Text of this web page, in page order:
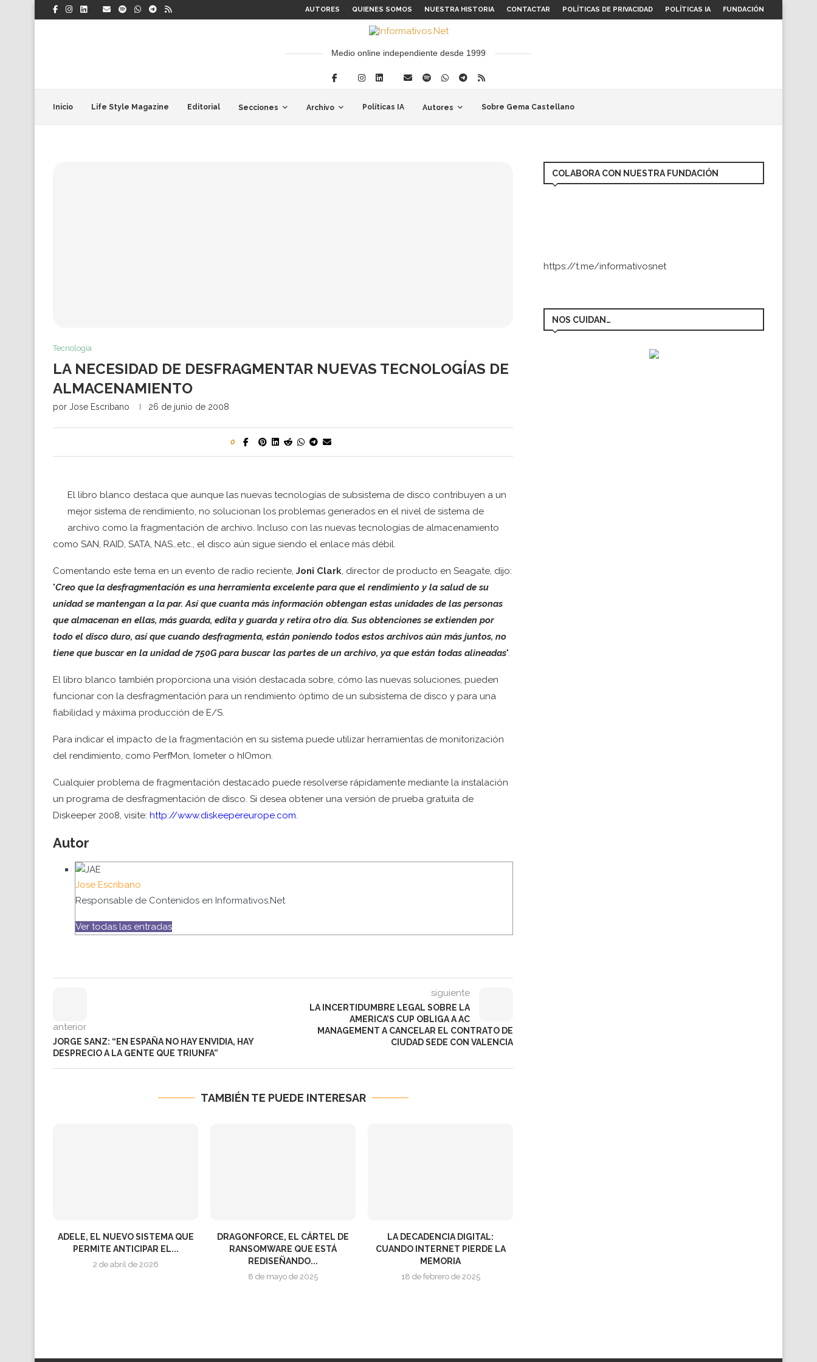
AUTORES QUIENES SOMOS NUESTRA HISTORIA CONTACTAR POLÍTICAS DE PRIVACIDAD POLÍTICAS IA FUNDACIÓN
Medio online independiente desde 1999
Inicio Life Style Magazine Editorial Secciones Archivo Políticas IA Autores Sobre Gema Castellano
Tecnología
LA NECESIDAD DE DESFRAGMENTAR NUEVAS TECNOLOGÍAS DE
ALMACENAMIENTO
por Jose Escribano 26 de junio de 2008
0
El libro blanco destaca que aunque las nuevas tecnologías de subsistema de disco contribuyen a un
mejor sistema de rendimiento, no solucionan los problemas generados en el nivel de sistema de
archivo como la fragmentación de archivo. Incluso con las nuevas tecnologías de almacenamiento
como SAN, RAID, SATA, NAS…etc., el disco aún sigue siendo el enlace más débil.
Comentando este tema en un evento de radio reciente, Joni Clark, director de producto en Seagate, dijo:
"Creo que la desfragmentación es una herramienta excelente para que el rendimiento y la salud de su
unidad se mantengan a la par. Así que cuanta más información obtengan estas unidades de las personas
que almacenan en ellas, más guarda, edita y guarda y retira otro día. Sus obtenciones se extienden por
todo el disco duro, así que cuando desfragmenta, están poniendo todos estos archivos aún más juntos, no
tiene que buscar en la unidad de 750G para buscar las partes de un archivo, ya que están todas alineadas".
El libro blanco también proporciona una visión destacada sobre, cómo las nuevas soluciones, pueden
funcionar con la desfragmentación para un rendimiento óptimo de un subsistema de disco y para una
fiabilidad y máxima producción de E/S.
Para indicar el impacto de la fragmentación en su sistema puede utilizar herramientas de monitorización
del rendimiento, como PerfMon, Iometer o hIOmon.
Cualquier problema de fragmentación destacado puede resolverse rápidamente mediante la instalación
un programa de desfragmentación de disco. Si desea obtener una versión de prueba gratuita de
Diskeeper 2008, visite: http://www.diskeepereurope.com.
Autor
Jose Escribano
Responsable de Contenidos en Informativos.Net
Ver todas las entradas
anterior
JORGE SANZ: “EN ESPAÑA NO HAY ENVIDIA, HAY
DESPRECIO A LA GENTE QUE TRIUNFA”
siguiente
LA INCERTIDUMBRE LEGAL SOBRE LA
AMERICA’S CUP OBLIGA A AC
MANAGEMENT A CANCELAR EL CONTRATO DE
CIUDAD SEDE CON VALENCIA
TAMBIÉN TE PUEDE INTERESAR
ADELE, EL NUEVO SISTEMA QUE
PERMITE ANTICIPAR EL...
2 de abril de 2026
DRAGONFORCE, EL CÁRTEL DE
RANSOMWARE QUE ESTÁ
REDISEÑANDO...
8 de mayo de 2025
LA DECADENCIA DIGITAL:
CUANDO INTERNET PIERDE LA
MEMORIA
18 de febrero de 2025
COLABORA CON NUESTRA FUNDACIÓN
https://t.me/informativosnet
NOS CUIDAN…